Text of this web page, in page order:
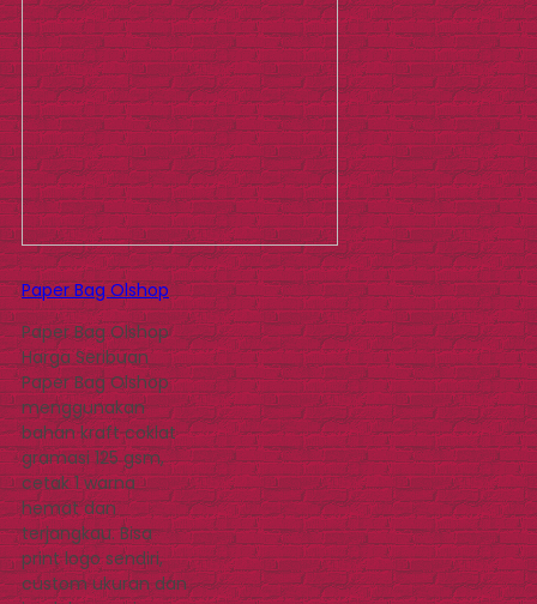
Paper Bag Olshop
Paper Bag Olshop
Harga Seribuan
Paper Bag Olshop
menggunakan
bahan kraft coklat
gramasi 125 gsm,
cetak 1 warna
hemat dan
terjangkau. Bisa
print logo sendiri,
custom ukuran dan